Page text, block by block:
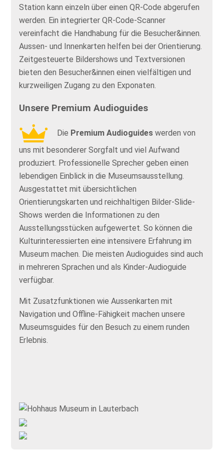
Station kann einzeln über einen QR-Code abgerufen
werden. Ein integrierter QR-Code-Scanner
vereinfacht die Handhabung für die Besucher&innen.
Aussen- und Innenkarten helfen bei der Orientierung.
Zeitgesteuerte Bildershows und Textversionen
bieten den Besucher&innen einen vielfältigen und
kurzweiligen Zugang zu den Exponaten.
Unsere Premium Audioguides
Die Premium Audioguides werden von
uns mit besonderer Sorgfalt und viel Aufwand
produziert. Professionelle Sprecher geben einen
lebendigen Einblick in die Museumsausstellung.
Ausgestattet mit übersichtlichen
Orientierungskarten und reichhaltigen Bilder-Slide-
Shows werden die Informationen zu den
Ausstellungsstücken aufgewertet. So können die
Kulturinteressierten eine intensivere Erfahrung im
Museum machen. Die meisten Audioguides sind auch
in mehreren Sprachen und als Kinder-Audioguide
verfügbar.
Mit Zusatzfunktionen wie Aussenkarten mit
Navigation und Offline-Fähigkeit machen unsere
Museumsguides für den Besuch zu einem runden
Erlebnis.